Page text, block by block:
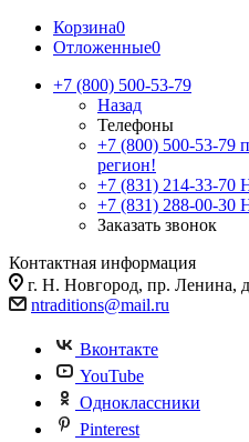
Корзина0
Отложенные0
+7 (800) 500-53-79
Назад
Телефоны
+7 (800) 500-53-79
регион!
+7 (831) 214-33-70
+7 (831) 288-00-30
Заказать звонок
Контактная информация
г. Н. Новгород, пр. Ленина,
ntraditions@mail.ru
Вконтакте
YouTube
Одноклассники
Pinterest